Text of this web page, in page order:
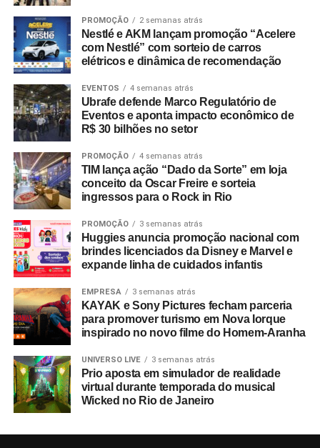
PROMOÇÃO 2 semanas atrás
Nestlé e AKM lançam promoção “Acelere
com Nestlé” com sorteio de carros
elétricos e dinâmica de recomendação
EVENTOS 4 semanas atrás
Ubrafe defende Marco Regulatório de
Eventos e aponta impacto econômico de
R$ 30 bilhões no setor
PROMOÇÃO 4 semanas atrás
TIM lança ação “Dado da Sorte” em loja
conceito da Oscar Freire e sorteia
ingressos para o Rock in Rio
PROMOÇÃO 3 semanas atrás
Huggies anuncia promoção nacional com
brindes licenciados da Disney e Marvel e
expande linha de cuidados infantis
EMPRESA 3 semanas atrás
KAYAK e Sony Pictures fecham parceria
para promover turismo em Nova Iorque
inspirado no novo filme do Homem-Aranha
UNIVERSO LIVE 3 semanas atrás
Prio aposta em simulador de realidade
virtual durante temporada do musical
Wicked no Rio de Janeiro